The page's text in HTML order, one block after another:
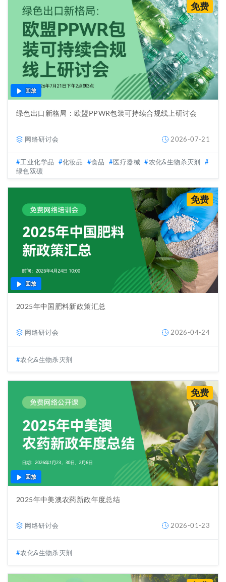
回放
免费
绿色出口新格局：欧盟PPWR包装可持续合规线上研讨会
网络研讨会 2026-07-21
工业化学品 化妆品 食品 医疗器械
农化&生物杀灭剂
绿色双碳
回放
免费
2025年中国肥料新政策汇总
网络研讨会 2026-04-24
农化&生物杀灭剂
回放
免费
2025年中美澳农药新政年度总结
网络研讨会 2026-01-23
农化&生物杀灭剂